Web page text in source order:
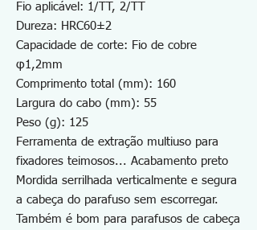
Fio aplicável: 1/TT, 2/TT
Dureza: HRC60±2
Capacidade de corte: Fio de cobre
φ1,2mm
Comprimento total (mm): 160
Largura do cabo (mm): 55
Peso (g): 125
Ferramenta de extração multiuso para
fixadores teimosos... Acabamento preto
Mordida serrilhada verticalmente e segura
a cabeça do parafuso sem escorregar.
Também é bom para parafusos de cabeça